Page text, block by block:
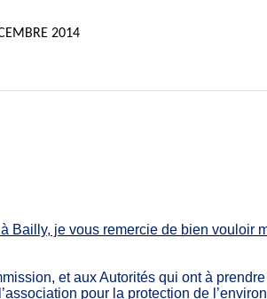
2014
je vous remercie de bien
et aux Autorités qui ont à
pour la protection de